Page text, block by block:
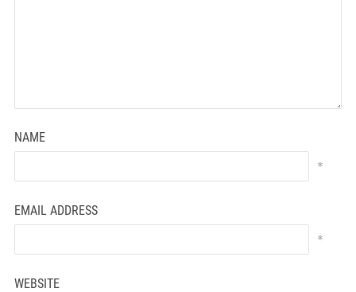
NAME
*
EMAIL ADDRESS
*
WEBSITE